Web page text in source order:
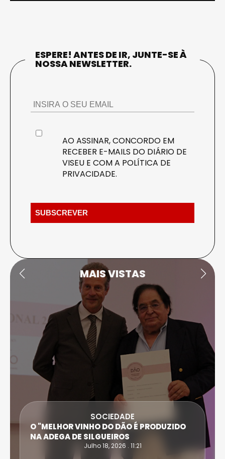
ESPERE! ANTES DE IR, JUNTE-SE À
NOSSA NEWSLETTER.
AO ASSINAR, CONCORDO EM
RECEBER E-MAILS DO DIÁRIO DE
VISEU E COM A POLÍTICA DE
PRIVACIDADE.
MAIS VISTAS
SOCIEDADE
O "MELHOR VINHO DO DÃO É PRODUZIDO
NA ADEGA DE SILGUEIROS
Julho 18, 2026 . 11:21